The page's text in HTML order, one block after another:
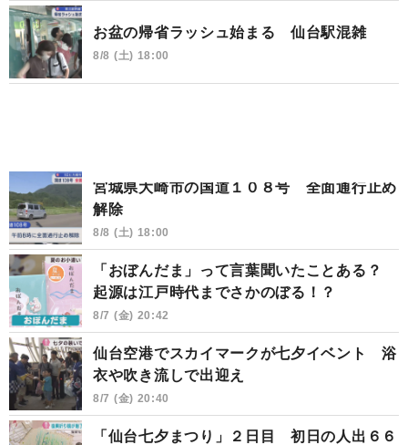
お盆の帰省ラッシュ始まる 仙台駅混雑
8/8 (土) 18:00
宮城県大崎市の国道１０８号 全面通行止め
解除
8/8 (土) 18:00
「おぼんだま」って言葉聞いたことある？
起源は江戸時代までさかのぼる！？
8/7 (金) 20:42
仙台空港でスカイマークが七夕イベント 浴
衣や吹き流しで出迎え
8/7 (金) 20:40
「仙台七夕まつり」２日目 初日の人出６６